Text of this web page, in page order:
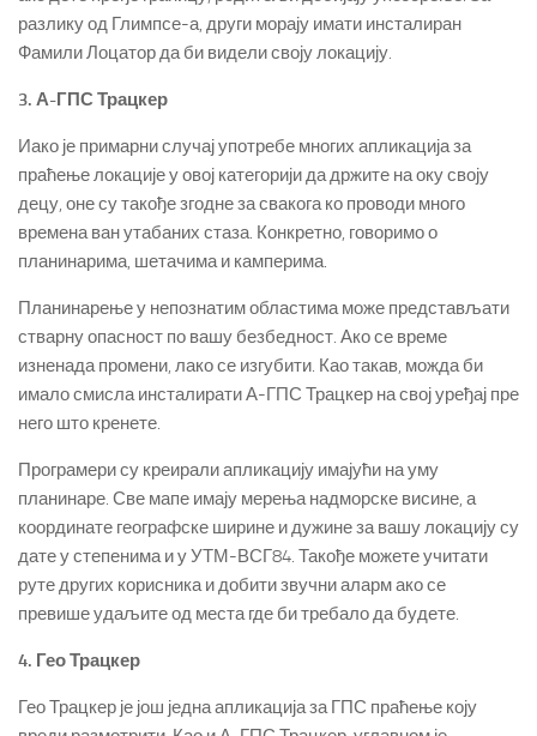
разлику од Глимпсе-а, други морају имати инсталиран
Фамили Лоцатор да би видели своју локацију.
3. А-ГПС Трацкер
Иако је примарни случај употребе многих апликација за
праћење локације у овој категорији да држите на оку своју
децу, оне су такође згодне за свакога ко проводи много
времена ван утабаних стаза. Конкретно, говоримо о
планинарима, шетачима и камперима.
Планинарење у непознатим областима може представљати
стварну опасност по вашу безбедност. Ако се време
изненада промени, лако се изгубити. Као такав, можда би
имало смисла инсталирати А-ГПС Трацкер на свој уређај пре
него што кренете.
Програмери су креирали апликацију имајући на уму
планинаре. Све мапе имају мерења надморске висине, а
координате географске ширине и дужине за вашу локацију су
дате у степенима и у УТМ-ВСГ84. Такође можете учитати
руте других корисника и добити звучни аларм ако се
превише удаљите од места где би требало да будете.
4. Гео Трацкер
Гео Трацкер је још једна апликација за ГПС праћење коју